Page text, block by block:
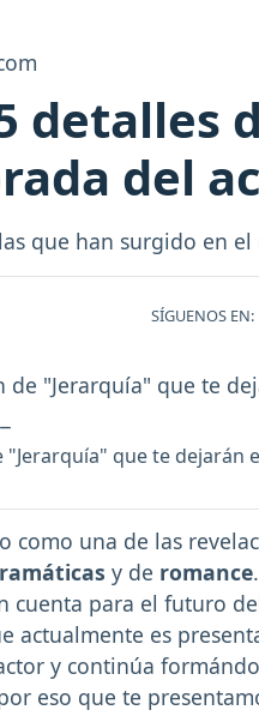
detalles
del
que han surgido en
SÍGUENOS EN:
"Jerarquía" que te
como una de las
y de romance
cuenta para el futuro
actualmente es
y continúa
eso que te